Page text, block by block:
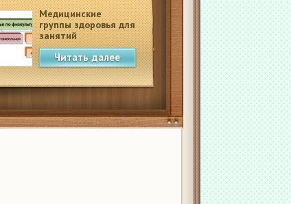
Медицинские
группы здоровья для
занятий
физкультурой в
школеЧитать далее